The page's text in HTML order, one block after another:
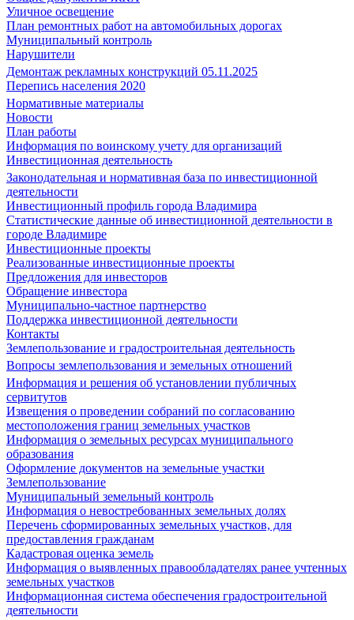
Уличное освещение
План ремонтных работ на автомобильных дорогах
Муниципальный контроль
Нарушители
Демонтаж рекламных конструкций 05.11.2025
Перепись населения 2020
Нормативные материалы
Новости
План работы
Информация по воинскому учету для организаций
Инвестиционная деятельность
Законодательная и нормативная база по инвестиционной
деятельности
Инвестиционный профиль города Владимира
Статистические данные об инвестиционной деятельности в
городе Владимире
Инвестиционные проекты
Реализованные инвестиционные проекты
Предложения для инвесторов
Обращение инвестора
Муниципально-частное партнерство
Поддержка инвестиционной деятельности
Контакты
Землепользование и градостроительная деятельность
Вопросы землепользования и земельных отношений
Информация и решения об установлении публичных
сервитутов
Извещения о проведении собраний по согласованию
местоположения границ земельных участков
Информация о земельных ресурсах муниципального
образования
Оформление документов на земельные участки
Землепользование
Муниципальный земельный контроль
Информация о невостребованных земельных долях
Перечень сформированных земельных участков, для
предоставления гражданам
Кадастровая оценка земель
Информация о выявленных правообладателях ранее учтенных
земельных участков
Информационная система обеспечения градостроительной
деятельности